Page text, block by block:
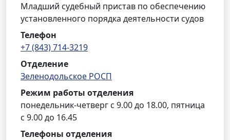
Младший судебный пристав по обеспечению
установленного порядка деятельности судов
Телефон
+7 (843) 714-3219
Отделение
Зеленодольское РОСП
Режим работы отделения
понедельник-четверг с 9.00 до 18.00, пятница
с 9.00 до 16.45
Телефоны отделения